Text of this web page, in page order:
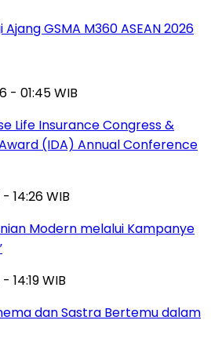
GSMA M360 ASEAN 2026
- 01:45 WIB
Life Insurance Congress &
(IDA) Annual Conference
14:26 WIB
Modern melalui Kampanye
14:19 WIB
dan Sastra Bertemu dalam